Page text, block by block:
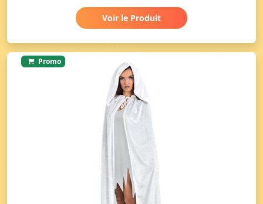
Voir le Produit
Promo